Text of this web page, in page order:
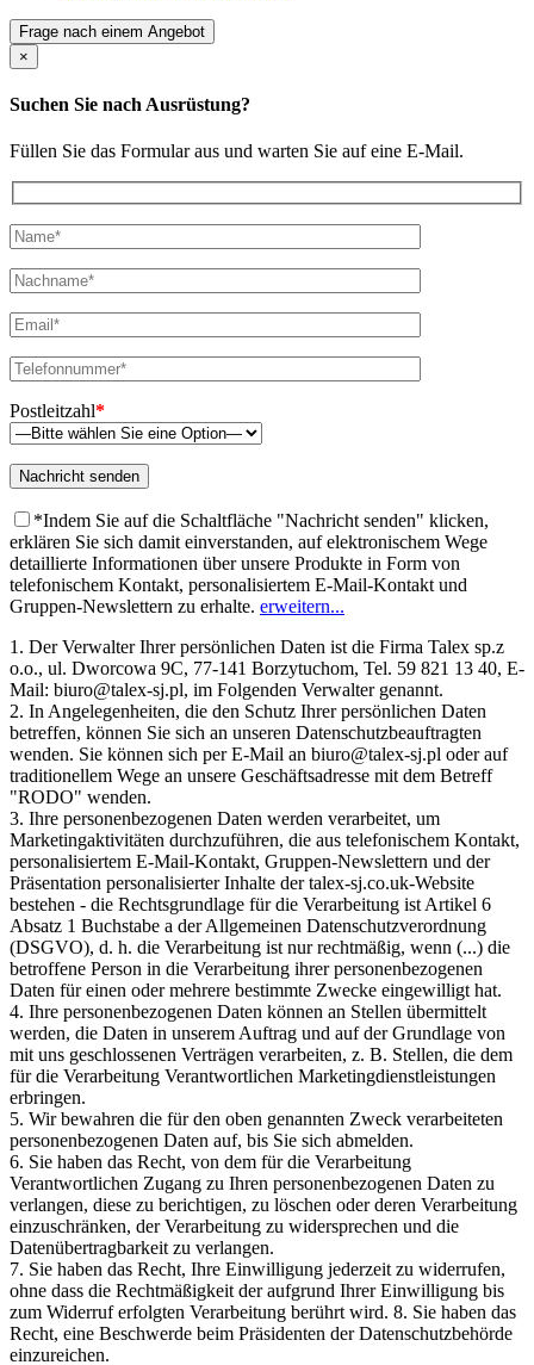
Frage nach einem Angebot
×
Suchen Sie nach Ausrüstung?
Füllen Sie das Formular aus und warten Sie auf eine E-Mail.
Postleitzahl*
*Indem Sie auf die Schaltfläche "Nachricht senden" klicken,
erklären Sie sich damit einverstanden, auf elektronischem Wege
detaillierte Informationen über unsere Produkte in Form von
telefonischem Kontakt, personalisiertem E-Mail-Kontakt und
Gruppen-Newslettern zu erhalte. erweitern...
1. Der Verwalter Ihrer persönlichen Daten ist die Firma Talex sp.z
o.o., ul. Dworcowa 9C, 77-141 Borzytuchom, Tel. 59 821 13 40, E-
Mail: biuro@talex-sj.pl, im Folgenden Verwalter genannt.
2. In Angelegenheiten, die den Schutz Ihrer persönlichen Daten
betreffen, können Sie sich an unseren Datenschutzbeauftragten
wenden. Sie können sich per E-Mail an biuro@talex-sj.pl oder auf
traditionellem Wege an unsere Geschäftsadresse mit dem Betreff
"RODO" wenden.
3. Ihre personenbezogenen Daten werden verarbeitet, um
Marketingaktivitäten durchzuführen, die aus telefonischem Kontakt,
personalisiertem E-Mail-Kontakt, Gruppen-Newslettern und der
Präsentation personalisierter Inhalte der talex-sj.co.uk-Website
bestehen - die Rechtsgrundlage für die Verarbeitung ist Artikel 6
Absatz 1 Buchstabe a der Allgemeinen Datenschutzverordnung
(DSGVO), d. h. die Verarbeitung ist nur rechtmäßig, wenn (...) die
betroffene Person in die Verarbeitung ihrer personenbezogenen
Daten für einen oder mehrere bestimmte Zwecke eingewilligt hat.
4. Ihre personenbezogenen Daten können an Stellen übermittelt
werden, die Daten in unserem Auftrag und auf der Grundlage von
mit uns geschlossenen Verträgen verarbeiten, z. B. Stellen, die dem
für die Verarbeitung Verantwortlichen Marketingdienstleistungen
erbringen.
5. Wir bewahren die für den oben genannten Zweck verarbeiteten
personenbezogenen Daten auf, bis Sie sich abmelden.
6. Sie haben das Recht, von dem für die Verarbeitung
Verantwortlichen Zugang zu Ihren personenbezogenen Daten zu
verlangen, diese zu berichtigen, zu löschen oder deren Verarbeitung
einzuschränken, der Verarbeitung zu widersprechen und die
Datenübertragbarkeit zu verlangen.
7. Sie haben das Recht, Ihre Einwilligung jederzeit zu widerrufen,
ohne dass die Rechtmäßigkeit der aufgrund Ihrer Einwilligung bis
zum Widerruf erfolgten Verarbeitung berührt wird. 8. Sie haben das
Recht, eine Beschwerde beim Präsidenten der Datenschutzbehörde
einzureichen.